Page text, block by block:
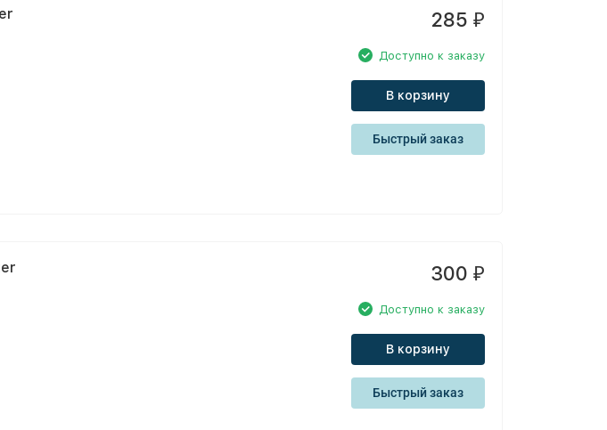
285 ₽
Доступно к заказу
В корзину
Быстрый заказ
300 ₽
Доступно к заказу
В корзину
Быстрый заказ